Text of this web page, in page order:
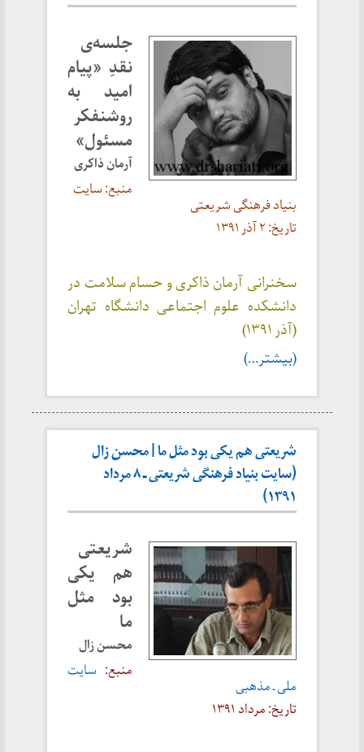
جلسه‌ی
نقدِ «پیام
امید به
روشنفکر
مسئول»
آرمان ذاکری
منبع: سایت
بنیاد فرهنگی شریعتی
تاریخ: ۲ آذر ۱۳۹۱
سخنرانی آرمان ذاکری و حسام سلامت در
دانشکده علوم اجتماعی دانشگاه تهران
(آذر ۱۳۹۱)
(بیشتر…)
شریعتی هم یکی بود مثل ما | محسن زال
(سایت بنیاد فرهنگی شریعتی ـ ۸ مرداد
۱۳۹۱)
شریعتی
هم یکی
بود مثل
ما
محسن زال
منبع: سایت
ملی ـ مذهبی
تاریخ: مرداد ۱۳۹۱